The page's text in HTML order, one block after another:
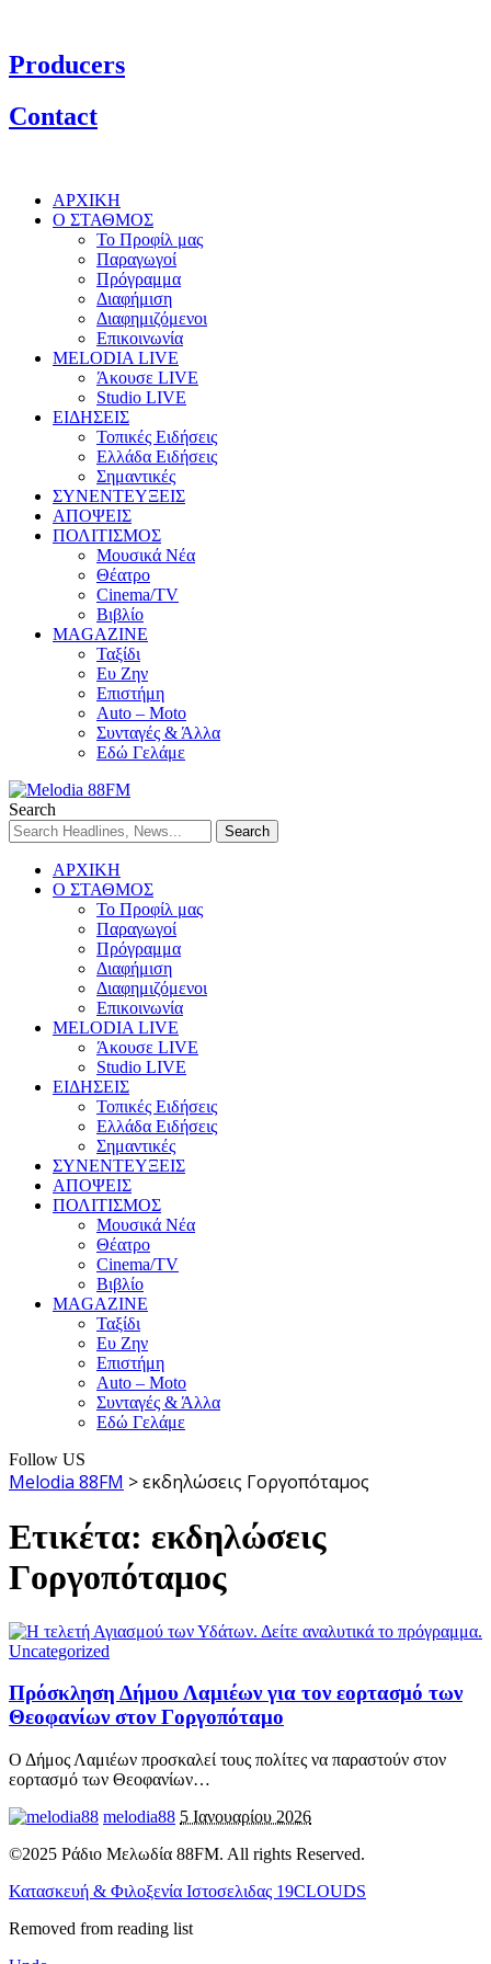
Producers
Contact
ΑΡΧΙΚΗ
Ο ΣΤΑΘΜΟΣ
Το Προφίλ μας
Παραγωγοί
Πρόγραμμα
Διαφήμιση
Διαφημιζόμενοι
Επικοινωνία
MELODIA LIVE
Άκουσε LIVE
Studio LIVE
ΕΙΔΗΣΕΙΣ
Τοπικές Ειδήσεις
Ελλάδα Ειδήσεις
Σημαντικές
ΣΥΝΕΝΤΕΥΞΕΙΣ
ΑΠΟΨΕΙΣ
ΠΟΛΙΤΙΣΜΟΣ
Μουσικά Νέα
Θέατρο
Cinema/TV
Βιβλίο
MAGAZINE
Ταξίδι
Ευ Ζην
Επιστήμη
Auto – Moto
Συνταγές & Άλλα
Εδώ Γελάμε
Search
ΑΡΧΙΚΗ
Ο ΣΤΑΘΜΟΣ
Το Προφίλ μας
Παραγωγοί
Πρόγραμμα
Διαφήμιση
Διαφημιζόμενοι
Επικοινωνία
MELODIA LIVE
Άκουσε LIVE
Studio LIVE
ΕΙΔΗΣΕΙΣ
Τοπικές Ειδήσεις
Ελλάδα Ειδήσεις
Σημαντικές
ΣΥΝΕΝΤΕΥΞΕΙΣ
ΑΠΟΨΕΙΣ
ΠΟΛΙΤΙΣΜΟΣ
Μουσικά Νέα
Θέατρο
Cinema/TV
Βιβλίο
MAGAZINE
Ταξίδι
Ευ Ζην
Επιστήμη
Auto – Moto
Συνταγές & Άλλα
Εδώ Γελάμε
Follow US
Melodia 88FM >εκδηλώσεις Γοργοπόταμος
Ετικέτα: εκδηλώσεις
Γοργοπόταμος
Uncategorized
Πρόσκληση Δήμου Λαμιέων για τον εορτασμό των
Θεοφανίων στον Γοργοπόταμο
Ο Δήμος Λαμιέων προσκαλεί τους πολίτες να παραστούν στον
εορτασμό των Θεοφανίων…
melodia88 5 Ιανουαρίου 2026
©2025 Ράδιο Μελωδία 88FM. All rights Reserved.
Κατασκευή & Φιλοξενία Ιστοσελιδας 19CLOUDS
Removed from reading list